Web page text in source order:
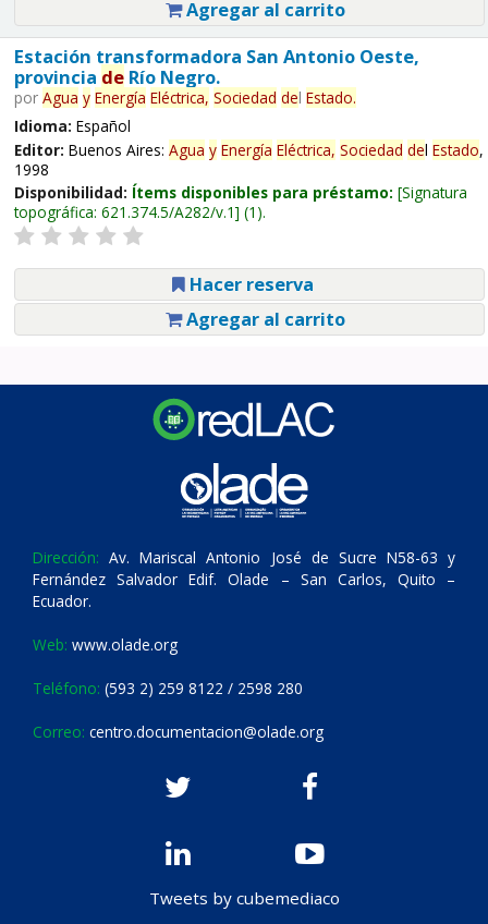
Agregar al carrito
Estación transformadora San Antonio Oeste,
provincia deRío Negro.
por Agua y Energía Eléctrica, Sociedad del Estado.
Idioma: Español
Editor: Buenos Aires: Agua y Energía Eléctrica, Sociedad del Estado,
1998
Disponibilidad: Ítems disponibles para préstamo: Signatura
topográfica: 621.374.5/A282/v.1 (1).
Hacer reserva
Agregar al carrito
Dirección: Av. Mariscal Antonio José de Sucre N58-63 y
Fernández Salvador Edif. Olade – San Carlos, Quito –
Ecuador.
Web: www.olade.org
Teléfono: (593 2) 259 8122 / 2598 280
Correo: centro.documentacion@olade.org
Tweets by cubemediaco